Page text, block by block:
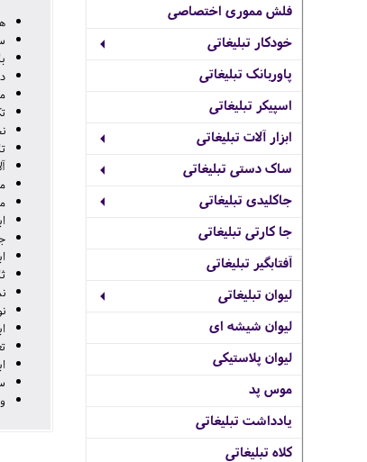
فلش مموری اختصاصی
خودکار تبلیغاتی
پاوربانک تبلیغاتی
اسپیکر تبلیغاتی
ابزار آلات تبلیغاتی
ساک دستی تبلیغاتی
جاکلیدی تبلیغاتی
جا کارتی تبلیغاتی
آفتابگیر تبلیغاتی
لیوان تبلیغاتی
لیوان شیشه ای
لیوان پلاستیکی
موس پد
یادداشت تبلیغاتی
کلاه تبلیغاتی